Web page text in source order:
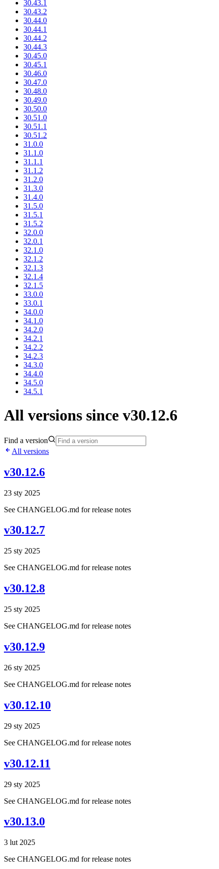
30.43.1
30.43.2
30.44.0
30.44.1
30.44.2
30.44.3
30.45.0
30.45.1
30.46.0
30.47.0
30.48.0
30.49.0
30.50.0
30.51.0
30.51.1
30.51.2
31.0.0
31.1.0
31.1.1
31.1.2
31.2.0
31.3.0
31.4.0
31.5.0
31.5.1
31.5.2
32.0.0
32.0.1
32.1.0
32.1.2
32.1.3
32.1.4
32.1.5
33.0.0
33.0.1
34.0.0
34.1.0
34.2.0
34.2.1
34.2.2
34.2.3
34.3.0
34.4.0
34.5.0
34.5.1
All versions since v30.12.6
Find a version
All versions
v30.12.6
23 sty 2025
See CHANGELOG.md for release notes
v30.12.7
25 sty 2025
See CHANGELOG.md for release notes
v30.12.8
25 sty 2025
See CHANGELOG.md for release notes
v30.12.9
26 sty 2025
See CHANGELOG.md for release notes
v30.12.10
29 sty 2025
See CHANGELOG.md for release notes
v30.12.11
29 sty 2025
See CHANGELOG.md for release notes
v30.13.0
3 lut 2025
See CHANGELOG.md for release notes